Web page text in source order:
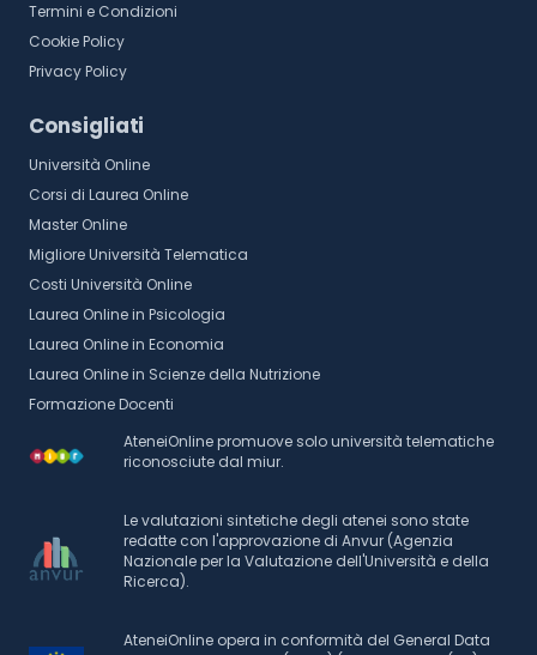
Termini e Condizioni
Cookie Policy
Privacy Policy
Consigliati
Università Online
Corsi di Laurea Online
Master Online
Migliore Università Telematica
Costi Università Online
Laurea Online in Psicologia
Laurea Online in Economia
Laurea Online in Scienze della Nutrizione
Formazione Docenti
AteneiOnline promuove solo università telematiche
riconosciute dal miur.
Le valutazioni sintetiche degli atenei sono state
redatte con l'approvazione di Anvur (Agenzia
Nazionale per la Valutazione dell'Università e della
Ricerca).
AteneiOnline opera in conformità del General Data